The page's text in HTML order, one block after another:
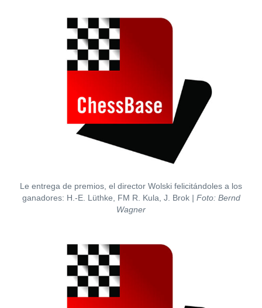
Le entrega de premios, el director Wolski felicitándoles a los
ganadores: H.-E. Lüthke, FM R. Kula, J. Brok | Foto: Bernd
Wagner